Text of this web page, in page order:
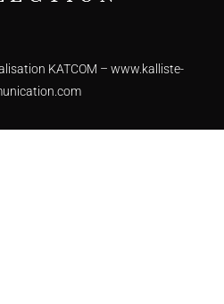
KATCOM – www.kalliste-